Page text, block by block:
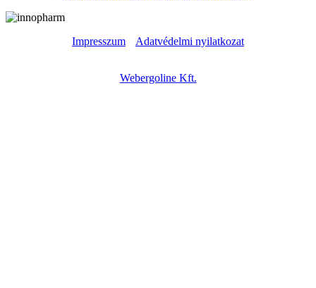
Impresszum
Adatvédelmi nyilatkozat
Webergoline Kft.